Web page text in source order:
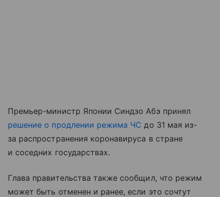
Премьер-министр Японии Синдзо Абэ принял
решение о продлении режима ЧС до 31 мая из-
за распространения коронавируса в стране
и соседних государствах.
Глава правительства также сообщил, что режим
может быть отменен и ранее, если это сочтут